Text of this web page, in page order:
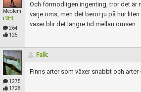
Medlem
i SHF
264
125
Och förmodligen ingenting, tror det är
varje öms, men det beror ju på hur
växer blir det längre tid mellan ömsen.
1275
1728
Falk:
Finns arter som växer snabbt och